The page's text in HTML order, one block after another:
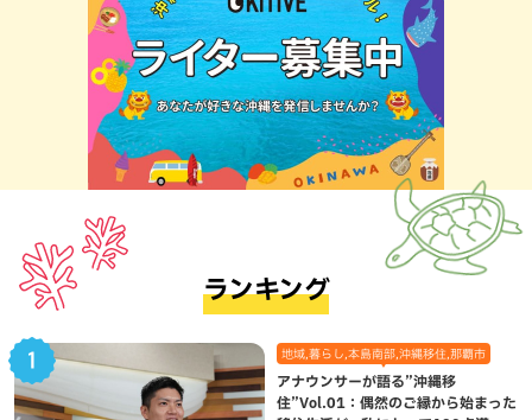
ランキング
地域,暮らし,本島南部,沖縄移住,那覇市
アナウンサーが語る”沖縄移
住”Vol.01：偶然のご縁から始まった